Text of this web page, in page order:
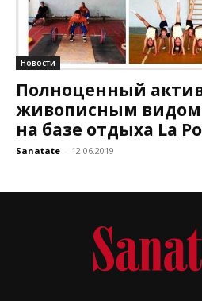
Новости
Полноценный
живописным видом
на базе отдыха La
Sanatate - 12.06.2019